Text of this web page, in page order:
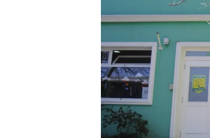
Economía y campo
Sociedad y tiempo libre